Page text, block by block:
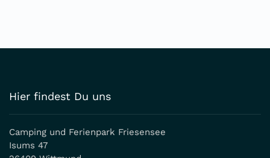
Hier findest Du uns
Camping und Ferienpark Friesensee
Isums 47